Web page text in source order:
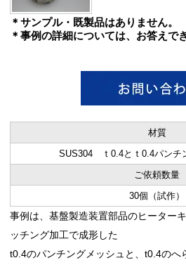
＊サンプル・既製品はありません。
＊事例の詳細については、お答えで
材質
SUS304 ｔ0.4とｔ0.4パンチ
ご依頼数量
30個（試作）
事例は、基盤製造装置部品のヒーター
ッチング加工で成形した
t0.4のパンチングメッシュと、t0.4のへ